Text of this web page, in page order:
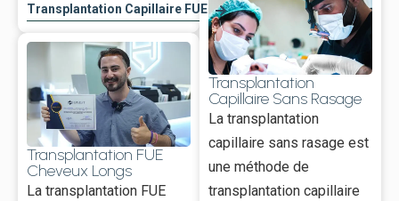
Transplantation Capillaire FUE
Transplantation FUE
Cheveux Longs
La transplantation FUE
Transplantation
Capillaire Sans Rasage
La transplantation
capillaire sans rasage est
une méthode de
transplantation capillaire